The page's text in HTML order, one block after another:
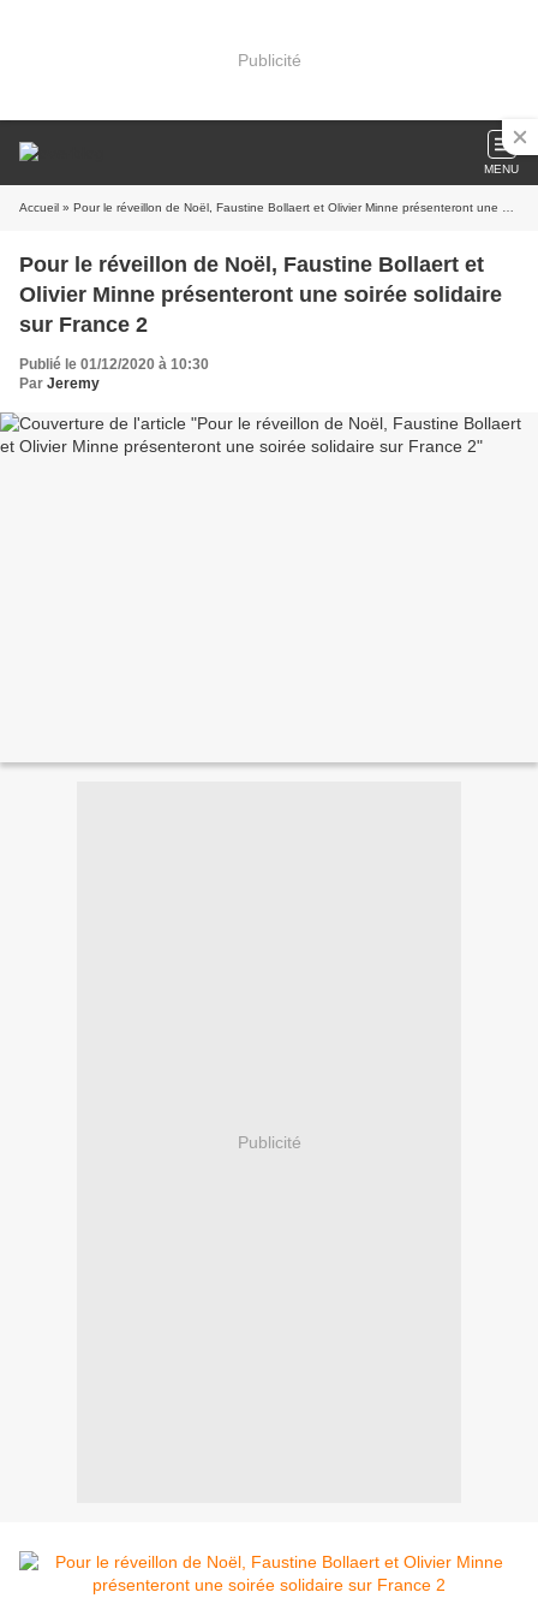
Publicité
MENU
Accueil » Pour le réveillon de Noël, Faustine Bollaert et Olivier Minne présenteront une soirée solidaire sur France 2
Pour le réveillon de Noël, Faustine Bollaert et
Olivier Minne présenteront une soirée solidaire
sur France 2
Publié le 01/12/2020 à 10:30
Par Jeremy
Publicité